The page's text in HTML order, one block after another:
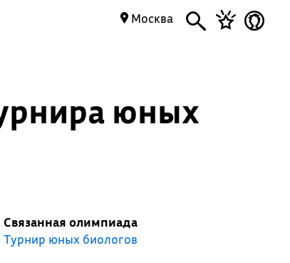
Москва
юных
Связанная олимпиада
Турнир юных биологов